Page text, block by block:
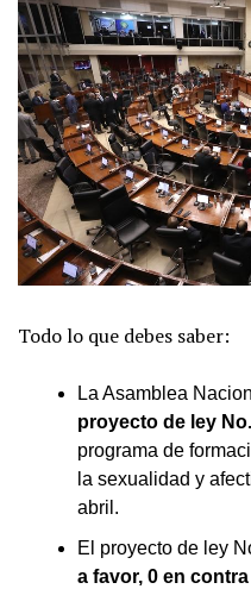
Todo lo que debes saber:
La Asamblea
proyecto de ley
programa de
la sexualidad y
abril.
El proyecto de ley
a favor, 0 en